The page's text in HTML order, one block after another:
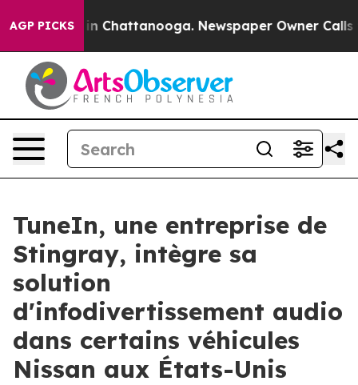
AGP PICKS
Chaos in Chattanooga. Newspaper Owner Calls
TuneIn, une entreprise de
Stingray, intègre sa
solution
d'infodivertissement audio
dans certains véhicules
Nissan aux États-Unis